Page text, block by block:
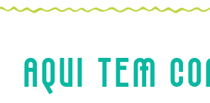
AQUI TEM